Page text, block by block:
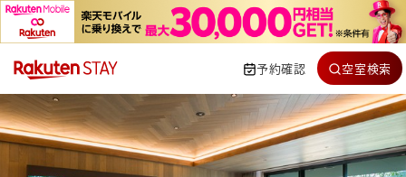
予約確認 空室検索